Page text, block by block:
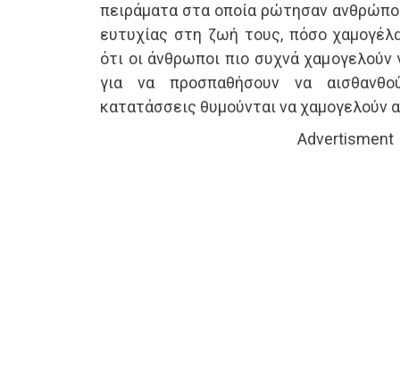
πειράματα στα οποία ρώτησαν
ευτυχίας στη ζωή τους, πόσο
ότι οι άνθρωποι πιο συχνά χαμογελούν
για να προσπαθήσουν να
κατατάσσεις θυμούνται να χαμογελούν
Advertisment